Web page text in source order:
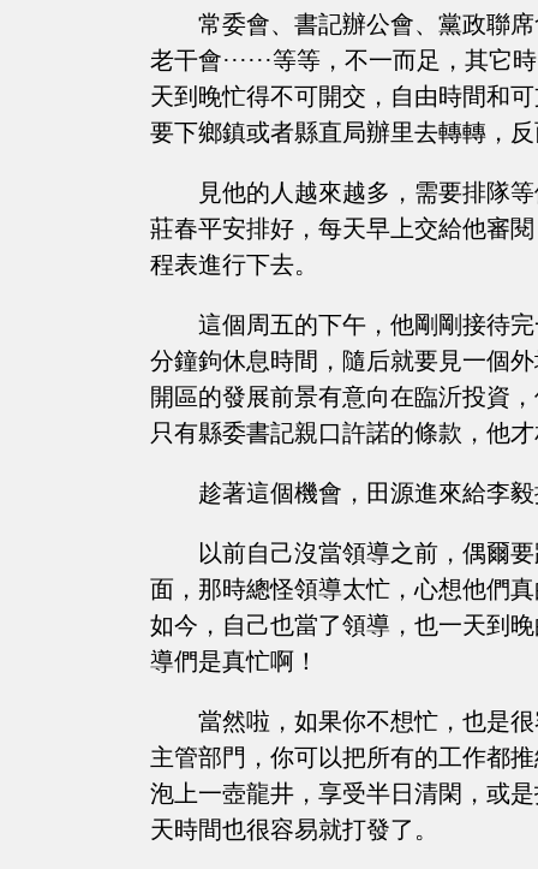
常委會、書記辦公會、黨政聯
老干會······等等，不一而足，其
天到晚忙得不可開交，自由時間和
要下鄉鎮或者縣直局辦里去轉轉，
見他的人越來越多，需要排隊
莊春平安排好，每天早上交給他審
程表進行下去。
這個周五的下午，他剛剛接待
分鐘鉤休息時間，隨后就要見一個
開區的發展前景有意向在臨沂投資
只有縣委書記親口許諾的條款，他
趁著這個機會，田源進來給李
以前自己沒當領導之前，偶爾
面，那時總怪領導太忙，心想他們
如今，自己也當了領導，也一天到
導們是真忙啊！
當然啦，如果你不想忙，也是
主管部門，你可以把所有的工作都
泡上一壺龍井，享受半日清閑，或
天時間也很容易就打發了。